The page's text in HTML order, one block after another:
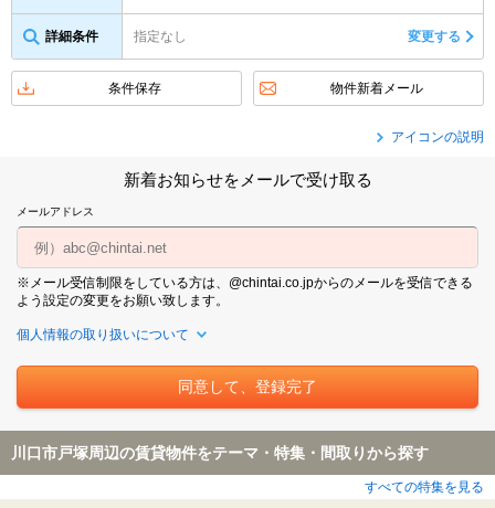
詳細条件 指定なし 変更する
条件保存 物件新着メール
アイコンの説明
新着お知らせをメールで受け取る
メールアドレス
※メール受信制限をしている方は、@chintai.co.jpからのメールを受信できる
よう設定の変更をお願い致します。
個人情報の取り扱いについて
川口市戸塚周辺の賃貸物件をテーマ・特集・間取りから探す
すべての特集を見る